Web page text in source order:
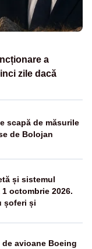
a
zile dacă
scapă de măsurile
de Bolojan
și sistemul
octombrie 2026.
șoferi și
avioane Boeing